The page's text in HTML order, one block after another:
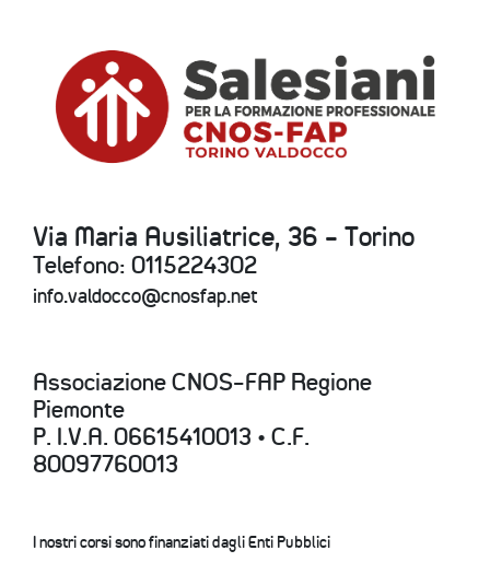
Via Maria Ausiliatrice, 36 - Torino
Telefono: 0115224302
info.valdocco@cnosfap.net
Associazione CNOS-FAP Regione
Piemonte
P. I.V.A. 06615410013 • C.F.
80097760013
I nostri corsi sono finanziati dagli Enti Pubblici